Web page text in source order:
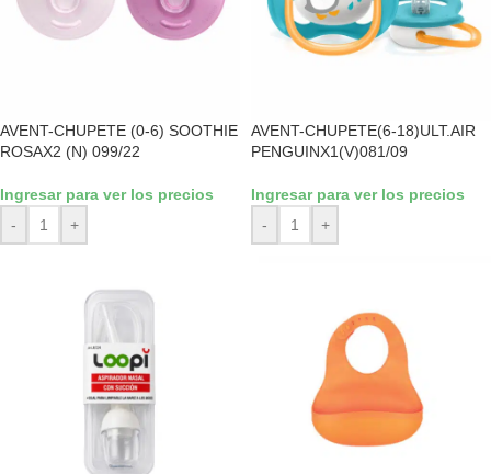
AVENT-CHUPETE (0-6) SOOTHIE
ROSAX2 (N) 099/22
Ingresar para ver los precios
-
+
AVENT-CHUPETE(6-18)ULT.AIR
PENGUINX1(V)081/09
Ingresar para ver los precios
-
+